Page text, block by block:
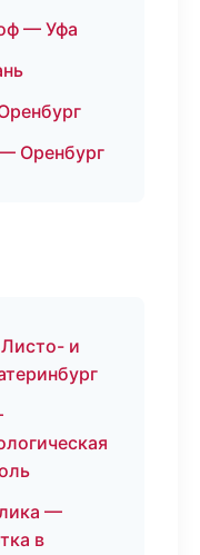
— Уфа
Оренбург
и
—
в